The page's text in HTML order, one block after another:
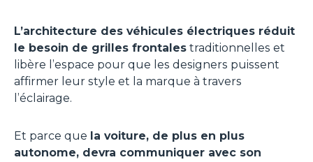
L’architecture des véhicules électriques réduit
le besoin de grilles frontales traditionnelles et
libère l’espace pour que les designers puissent
affirmer leur style et la marque à travers
l’éclairage.
Et parce que la voiture, de plus en plus
autonome, devra communiquer avec son